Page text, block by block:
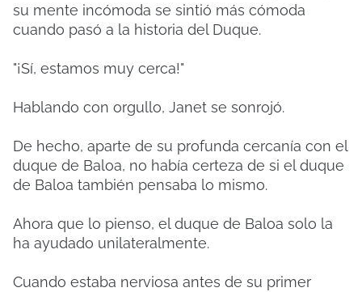
su mente incómoda se sintió más cómoda
cuando pasó a la historia del Duque.
"¡Sí, estamos muy cerca!"
Hablando con orgullo, Janet se sonrojó.
De hecho, aparte de su profunda cercanía con el
duque de Baloa, no había certeza de si el duque
de Baloa también pensaba lo mismo.
Ahora que lo pienso, el duque de Baloa solo la
ha ayudado unilateralmente.
Cuando estaba nerviosa antes de su primer